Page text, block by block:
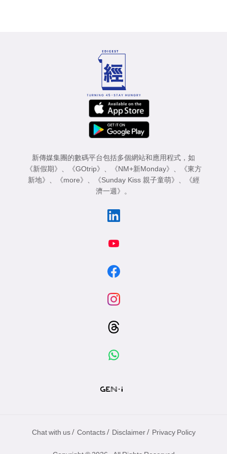
新傳媒集團的數碼平台包括多個網站和應用程式，如
《新假期》
《GOtrip》 《NM+新Monday》
《東方
新地》
《more》 《Sunday Kiss 親子童萌》
《經
濟一週》
。
Chat with us / Contacts / Disclaimer / Privacy Policy